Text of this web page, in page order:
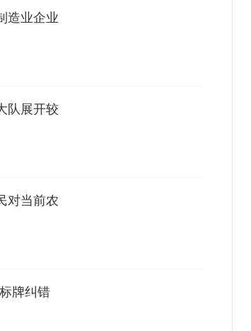
造业企业
队展开较
对当前农
牌纠错